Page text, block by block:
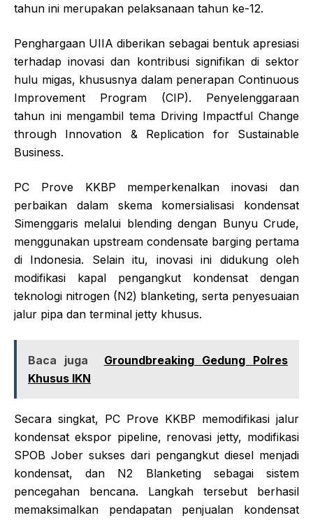
tahun ini merupakan pelaksanaan tahun ke-12.
Penghargaan UIIA diberikan sebagai bentuk apresiasi
terhadap inovasi dan kontribusi signifikan di sektor
hulu migas, khususnya dalam penerapan Continuous
Improvement Program (CIP). Penyelenggaraan
tahun ini mengambil tema Driving Impactful Change
through Innovation & Replication for Sustainable
Business.
PC Prove KKBP memperkenalkan inovasi dan
perbaikan dalam skema komersialisasi kondensat
Simenggaris melalui blending dengan Bunyu Crude,
menggunakan upstream condensate barging pertama
di Indonesia. Selain itu, inovasi ini didukung oleh
modifikasi kapal pengangkut kondensat dengan
teknologi nitrogen (N2) blanketing, serta penyesuaian
jalur pipa dan terminal jetty khusus.
Baca juga
Groundbreaking Gedung Polres
Khusus IKN
Secara singkat, PC Prove KKBP memodifikasi jalur
kondensat ekspor pipeline, renovasi jetty, modifikasi
SPOB Jober sukses dari pengangkut diesel menjadi
kondensat, dan N2 Blanketing sebagai sistem
pencegahan bencana. Langkah tersebut berhasil
memaksimalkan pendapatan penjualan kondensat